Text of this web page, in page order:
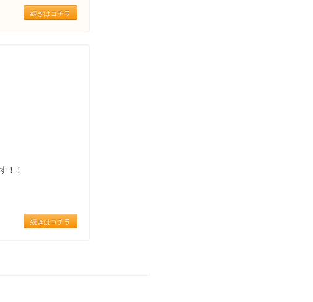
続きはコチラ
！！
続きはコチラ